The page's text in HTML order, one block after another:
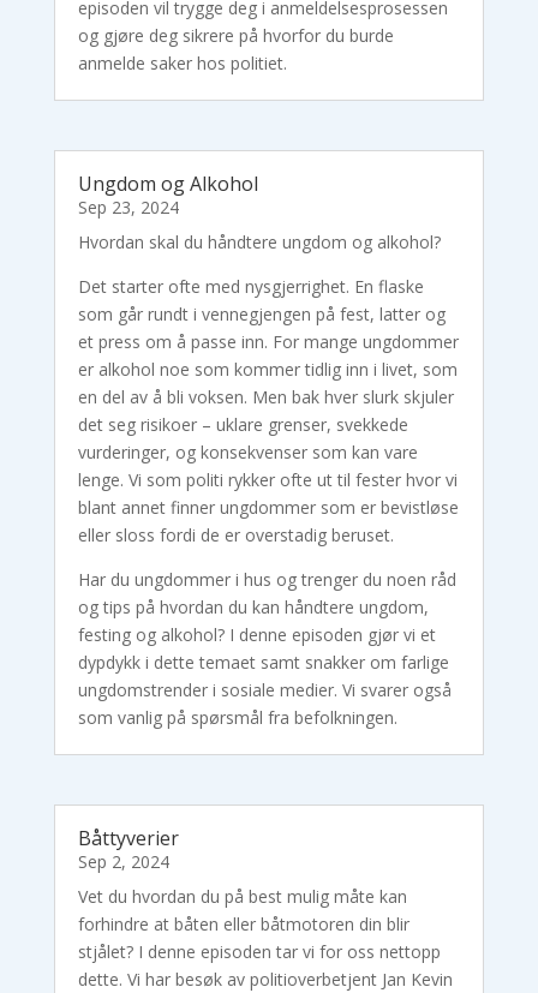
episoden vil trygge deg i anmeldelsesprosessen
og gjøre deg sikrere på hvorfor du burde
anmelde saker hos politiet.
Ungdom og Alkohol
Sep 23, 2024
Hvordan skal du håndtere ungdom og alkohol?
Det starter ofte med nysgjerrighet. En flaske
som går rundt i vennegjengen på fest, latter og
et press om å passe inn. For mange ungdommer
er alkohol noe som kommer tidlig inn i livet, som
en del av å bli voksen. Men bak hver slurk skjuler
det seg risikoer – uklare grenser, svekkede
vurderinger, og konsekvenser som kan vare
lenge. Vi som politi rykker ofte ut til fester hvor vi
blant annet finner ungdommer som er bevistløse
eller sloss fordi de er overstadig beruset.
Har du ungdommer i hus og trenger du noen råd
og tips på hvordan du kan håndtere ungdom,
festing og alkohol? I denne episoden gjør vi et
dypdykk i dette temaet samt snakker om farlige
ungdomstrender i sosiale medier. Vi svarer også
som vanlig på spørsmål fra befolkningen.
Båttyverier
Sep 2, 2024
Vet du hvordan du på best mulig måte kan
forhindre at båten eller båtmotoren din blir
stjålet? I denne episoden tar vi for oss nettopp
dette. Vi har besøk av politioverbetjent Jan Kevin